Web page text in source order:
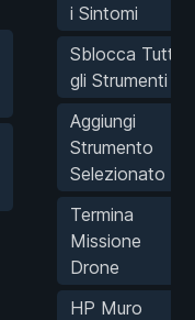
i Sintomi
Sblocca Tutti
gli Strumenti
Aggiungi
Strumento
Selezionato
Termina
Missione
Drone
HP Muro